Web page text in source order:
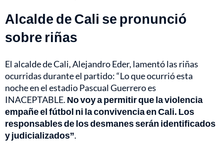
Alcalde de Cali se pronunció
sobre riñas
El alcalde de Cali, Alejandro Eder, lamentó las riñas
ocurridas durante el partido: “Lo que ocurrió esta
noche en el estadio Pascual Guerrero es
INACEPTABLE. No voy a permitir que la violencia
empañe el fútbol ni la convivencia en Cali. Los
responsables de los desmanes serán identificados
y judicializados”.